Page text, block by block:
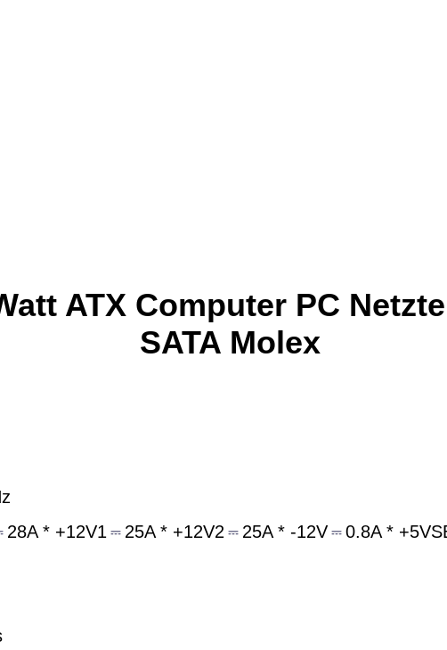
ATX Computer PC
SATA Molex
28A * +12V1 ⎓ 25A * +12V2 ⎓ 25A * -12V⎓0.8A *